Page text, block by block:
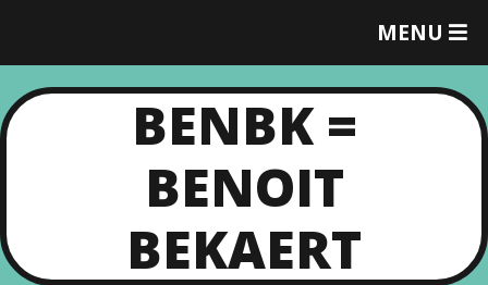
MENU
T
G
L
U
BENBK =
BENOIT
BEKAERT